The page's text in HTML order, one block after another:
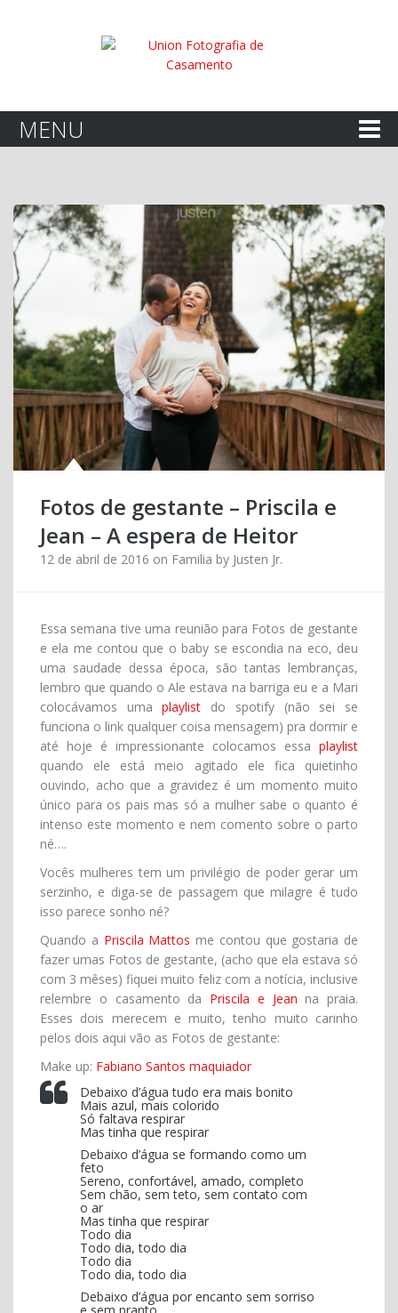
Casamentos
Corporativo
Minha Vida
A chegada…
Contato
MENU
Fotos de gestante – Priscila e
Jean – A espera de Heitor
12 de abril de 2016 on Familia by Justen Jr.
Essa semana tive uma reunião para Fotos de gestante
e ela me contou que o baby se escondia na eco, deu
uma saudade dessa época, são tantas lembranças,
lembro que quando o Ale estava na barriga eu e a Mari
colocávamos umaplaylist do spotify (não sei se
funciona o link qualquer coisa mensagem) pra dormir e
até hoje é impressionante colocamos essa playlist
quando ele está meio agitado ele fica quietinho
ouvindo, acho que a gravidez é um momento muito
único para os pais mas só a mulher sabe o quanto é
intenso este momento e nem comento sobre o parto
né….
Vocês mulheres tem um privilégio de poder gerar um
serzinho, e diga-se de passagem que milagre é tudo
isso parece sonho né?
Quando a Priscila Mattos me contou que gostaria de
fazer umas Fotos de gestante, (acho que ela estava só
com 3 mêses) fiquei muito feliz com a notícia, inclusive
relembre o casamento da Priscila e Jean na praia.
Esses dois merecem e muito, tenho muito carinho
pelos dois aqui vão as Fotos de gestante:
Make up: Fabiano Santos maquiador
Debaixo d’água tudo era mais bonito
Mais azul, mais colorido
Só faltava respirar
Mas tinha que respirar
Debaixo d’água se formando como um
feto
Sereno, confortável, amado, completo
Sem chão, sem teto, sem contato com
o ar
Mas tinha que respirar
Todo dia
Todo dia, todo dia
Todo dia
Todo dia, todo dia
Debaixo d’água por encanto sem sorriso